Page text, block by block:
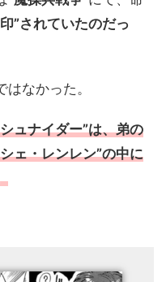
”されていたのだっ
なかった。
ュナイダー”は、弟の
ェ・レンレン”の中に